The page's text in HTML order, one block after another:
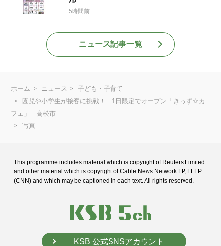
5時間前
ニュース記事一覧
ホーム ニュース
子ども・子育て
園児や小学生が接客に挑戦！ 1日限定でオープン「きっず☆カ
フェ」 高松市
写真
This programme includes material which is copyright of Reuters Limited
and other material which is copyright of Cable News Network LP, LLLP
(CNN) and which may be captioned in each text. All rights reserved.
KSB 公式SNSアカウント